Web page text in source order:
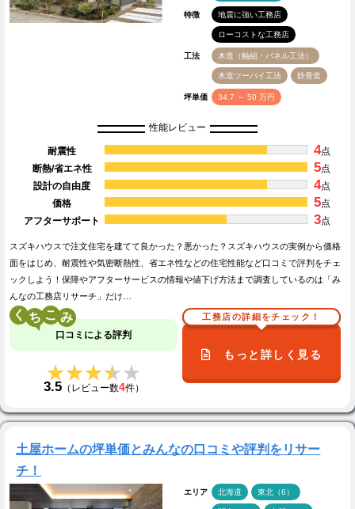
特徴 地震に強い工務店
ローコストな工務店
工法 木造（軸組・パネル工法）
木造ツーバイ工法 鉄骨造
坪単価 34.7 ～ 50 万円
性能レビュー
耐震性 4点
断熱/省エネ性
5点
設計の自由度
4点
価格
5点
アフターサポート
3点
スズキハウスで注文住宅を建てて良かった？悪かった？スズキハウスの実例から価格
面をはじめ、耐震性や気密断熱性、省エネ性などの住宅性能など口コミで評判をチェ
ックしよう！保障やアフターサービスの情報や値下げ方法まで調査しているのは「み
んなの工務店リサーチ」だけ…
く こ
口コミによる評判
★★★★★
★★★★★
3.5（レビュー数4件）
工務店の詳細をチェック！
もっと詳しく見る
土屋ホームの坪単価とみんなの口コミや評判をリサー
チ！
エリア 北海道 東北（6）